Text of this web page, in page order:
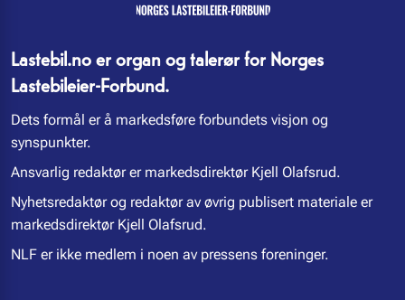
Lastebil.no er organ og talerør for Norges
Lastebileier-Forbund.
Dets formål er å markedsføre forbundets visjon og
synspunkter.
Ansvarlig redaktør er markedsdirektør Kjell Olafsrud.
Nyhetsredaktør og redaktør av øvrig publisert materiale er
markedsdirektør Kjell Olafsrud.
NLF er ikke medlem i noen av pressens foreninger.